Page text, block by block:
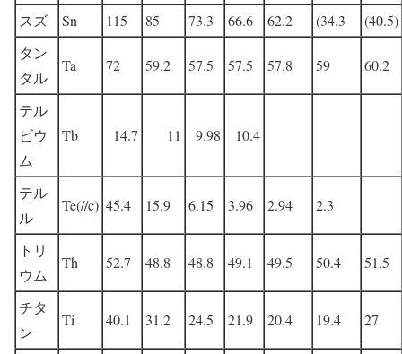
スズ Sn 115 85 73.3 66.6 62.2 (34.3
(40.5)
タン
タル
Ta 72 59.2 57.5 57.5 57.8 59 60.2
テル
ビウ
ム
Tb 14.7 11 9.98 10.4
テル
ル
Te(//c) 45.4 15.9 6.15 3.96 2.94 2.3
トリ
ウム
Th 52.7 48.8 48.8 49.1 49.5 50.4 51.5
チタ
ン
Ti 40.1 31.2 24.5 21.9 20.4 19.4 27